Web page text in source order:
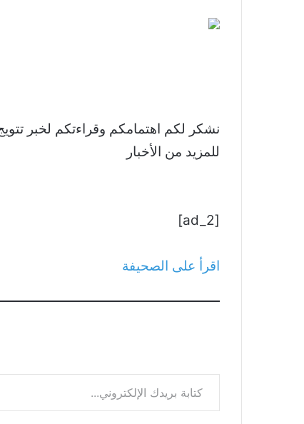
للمزيد من الأخبار
[ad_2]
اقرأ على الصحيفة
كتابة بريدك الإلكتروني...